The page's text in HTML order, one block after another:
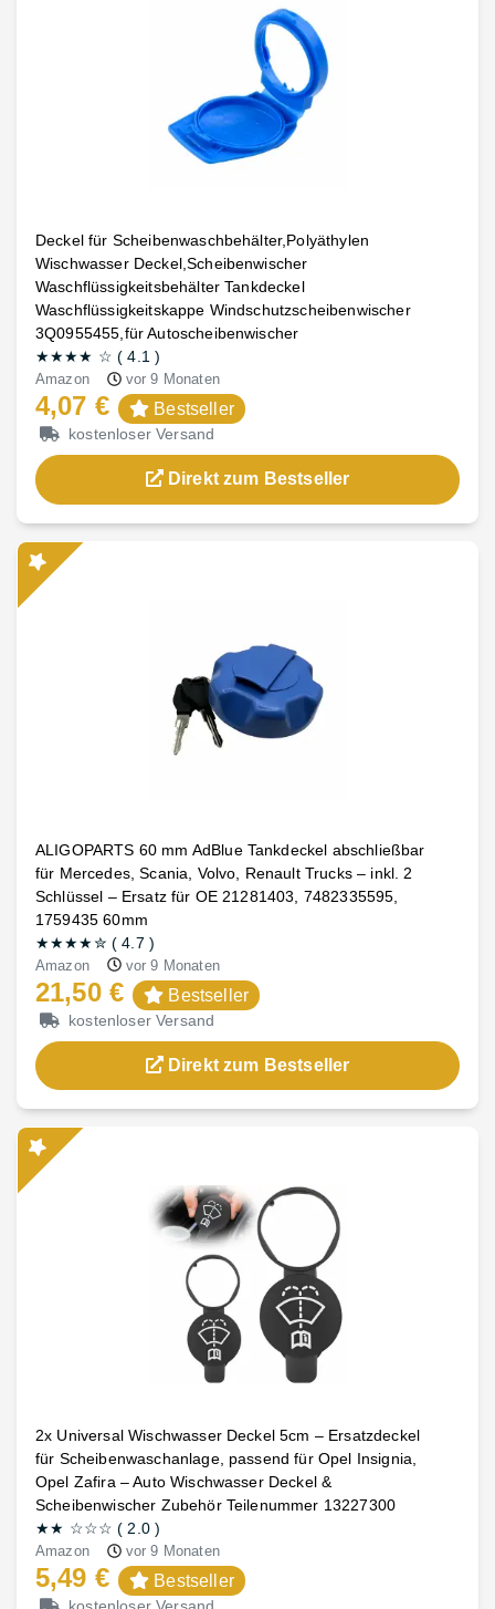
Deckel für Scheibenwaschbehälter,Polyäthylen
Wischwasser Deckel,Scheibenwischer
Waschflüssigkeitsbehälter Tankdeckel
Waschflüssigkeitskappe Windschutzscheibenwischer
3Q0955455,für Autoscheibenwischer
★★★★ ☆ (4.1)
Amazon vor 9 Monaten
4,07 € Bestseller
kostenloser Versand
Direkt zum Bestseller
ALIGOPARTS 60 mm AdBlue Tankdeckel abschließbar
für Mercedes, Scania, Volvo, Renault Trucks – inkl. 2
Schlüssel – Ersatz für OE 21281403, 7482335595,
1759435 60mm
★★★★✮ (4.7 )
Amazon vor 9 Monaten
21,50 € Bestseller
kostenloser Versand
Direkt zum Bestseller
2x Universal Wischwasser Deckel 5cm – Ersatzdeckel
für Scheibenwaschanlage, passend für Opel Insignia,
Opel Zafira – Auto Wischwasser Deckel &
Scheibenwischer Zubehör Teilenummer 13227300
★★ ☆☆☆ ( 2.0)
Amazon vor 9 Monaten
5,49 € Bestseller